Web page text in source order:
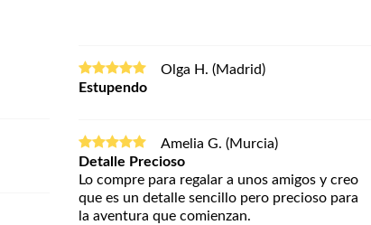
Olga H. (Madrid)
Estupendo
Amelia G. (Murcia)
Detalle Precioso
Lo compre para regalar a unos amigos y creo
que es un detalle sencillo pero precioso para
la aventura que comienzan.